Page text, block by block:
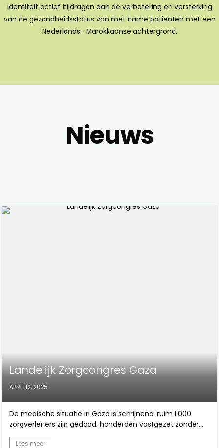
identiteit actief bijdragen aan de verbetering en versterking
van de gezondheidsstatus van met name patiënten met een
Nederlands- Ma­rokkaanse achtergrond.
Nieuws
Landelijk Zorgcongres Gaza
APRIL 12, 2025
De medische situatie in Gaza is schrijnend: ruim 1.000
zorgverleners zijn gedood, honderden vastgezet zonder...
Lees meer